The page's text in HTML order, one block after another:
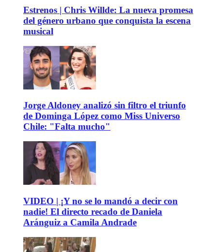
Estrenos | Chris Willde: La nueva promesa
del género urbano que conquista la escena
musical
Jorge Aldoney analizó sin filtro el triunfo
de Dominga López como Miss Universo
Chile: "Falta mucho"
VIDEO | ¡Y no se lo mandó a decir con
nadie! El directo recado de Daniela
Aránguiz a Camila Andrade